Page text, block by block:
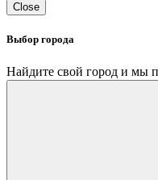
Close
Выбор города
Найдите свой город и мы